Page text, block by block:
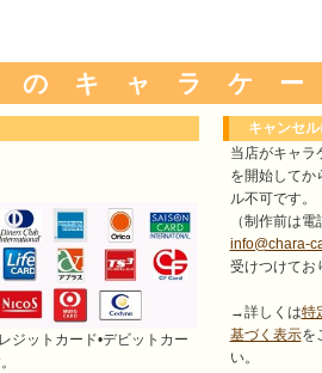
の キ ャ ラ ケ
ジットカード•デビットカー
キャンセル
当店がキャラ
を開始してか
ル不可です。
（制作前は
info@chara-
受けつけてお
→詳しくは特
基づく表示を
い。